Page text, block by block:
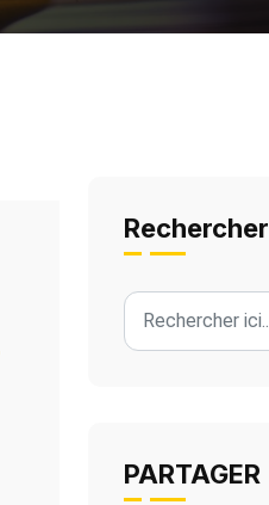
Rechercher
PARTAGER